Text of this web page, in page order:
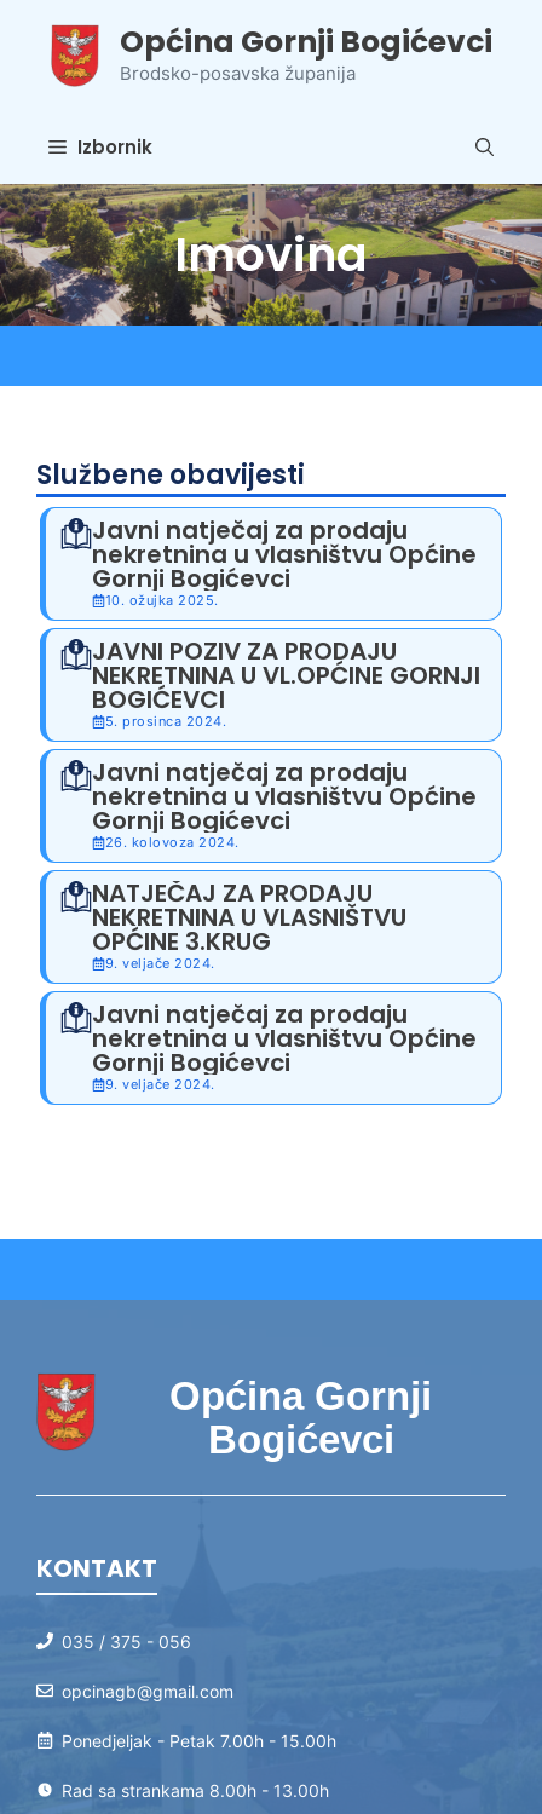
sadržaj
Općina Gornji Bogićevci
Brodsko-posavska županija
Izbornik
Imovina
Službene obavijesti
Javni natječaj za prodaju
nekretnina u vlasništvu Općine
Gornji Bogićevci
10. ožujka 2025.
JAVNI POZIV ZA PRODAJU
NEKRETNINA U VL.OPĆINE GORNJI
BOGIĆEVCI
5. prosinca 2024.
Javni natječaj za prodaju
nekretnina u vlasništvu Općine
Gornji Bogićevci
26. kolovoza 2024.
NATJEČAJ ZA PRODAJU
NEKRETNINA U VLASNIŠTVU
OPĆINE 3.KRUG
9. veljače 2024.
Javni natječaj za prodaju
nekretnina u vlasništvu Općine
Gornji Bogićevci
9. veljače 2024.
Općina Gornji
Bogićevci
KONTAKT
035 / 375 - 056
opcinagb@gmail.com
Ponedjeljak - Petak 7.00h - 15.00h
Rad sa strankama 8.00h - 13.00h